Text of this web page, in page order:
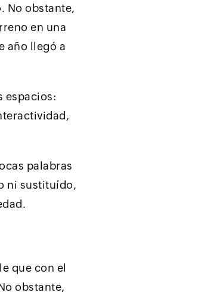
No obstante,
en una
año llegó a
espacios:
palabras
ni sustituído,
que con el
obstante,